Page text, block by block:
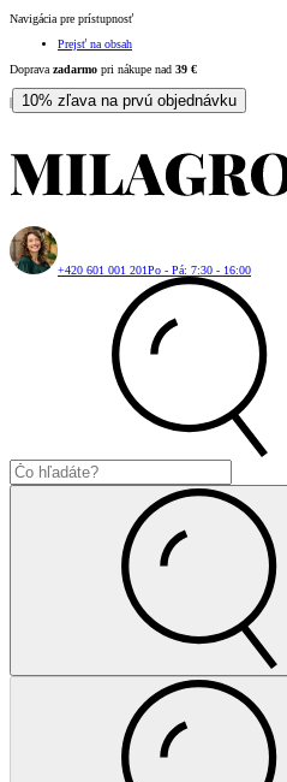
Navigácia pre prístupnosť
Prejsť na obsah
Doprava zadarmo pri nákupe nad 39 €
| 10% zľava na prvú objednávku
+420 601 001 201Po - Pá: 7:30 - 16:00